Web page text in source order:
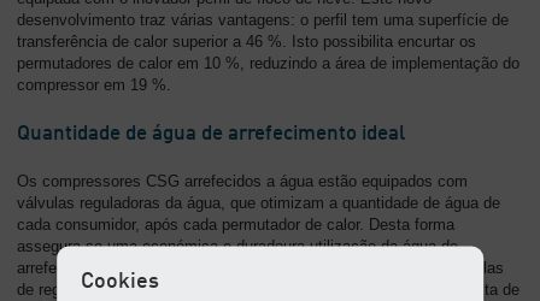
desenvolvimento traz várias vantagens: o perfil tem uma superfície de
transferência de calor superior a 46 %. Isto possibilita encurtar os
permutadores de calor em 10 %, reduzindo a área de implementação do
compressor em 19 %.
Quantidade de água de arrefecimento ideal
Os compressores CSG arrefecidos a água estão equipados com
válvulas reguladoras da água, que otimizam a quantidade de água de
cada consumidor, após cada permutador de calor. Desta forma
assegura-se uma económica e duradoura utilização da água de
arrefecimento. Para além disso a KAESER utiliza estanques válvulas
de regulação na saída da água. Quando o compressor não necessita de
Cookies